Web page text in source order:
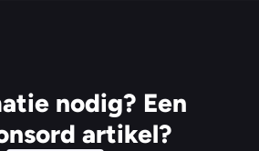
nodig? Een
artikel?